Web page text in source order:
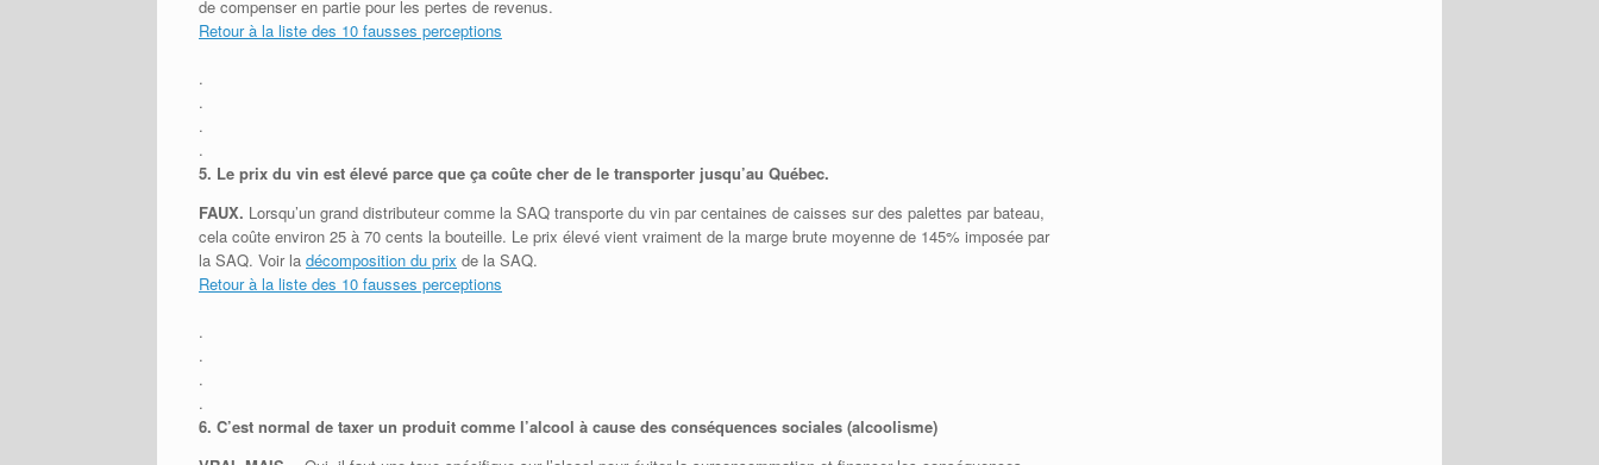
de compenser en partie pour les pertes de revenus.
Retour à la liste des 10 fausses perceptions
.
.
.
.
5. Le prix du vin est élevé parce que ça coûte cher de le transporter jusqu’au Québec.
FAUX. Lorsqu’un grand distributeur comme la SAQ transporte du vin par centaines de caisses sur des palettes par bateau,
cela coûte environ 25 à 70 cents la bouteille. Le prix élevé vient vraiment de la marge brute moyenne de 145% imposée par
la SAQ. Voir la décomposition du prix de la SAQ.
Retour à la liste des 10 fausses perceptions
.
.
.
.
6. C’est normal de taxer un produit comme l’alcool à cause des conséquences sociales (alcoolisme)